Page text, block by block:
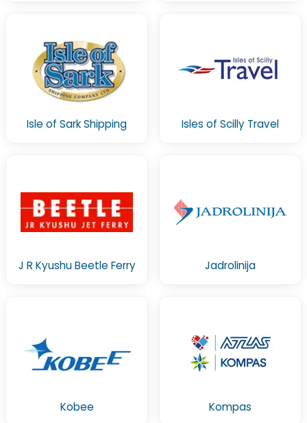
Isle of Sark Shipping Isles of Scilly Travel
J R Kyushu Beetle Ferry Jadrolinija
Kobee Kompas